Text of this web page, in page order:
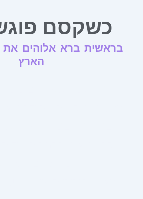
כשקסם
בראשית ברא אלוהים
הארץ